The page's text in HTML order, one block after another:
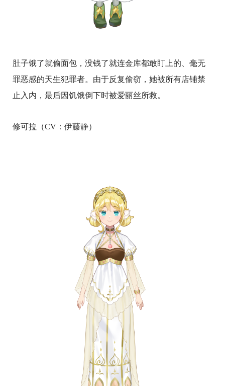
肚子饿了就偷面包，没钱了就连金库都敢盯上的、毫无
罪恶感的天生犯罪者。由于反复偷窃，她被所有店铺禁
止入内，最后因饥饿倒下时被爱丽丝所救。
修可拉（CV：伊藤静）